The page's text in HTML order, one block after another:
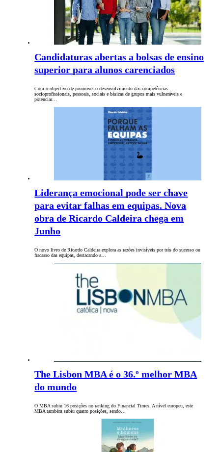
Candidaturas abertas a bolsas de ensino
superior para alunos carenciados
Com o objectivo de promover o desenvolvimento das competências
socioprofissionais, pessoais, sociais e básicas de grupos mais vulneráveis e
potenciar…
Liderança emocional pode ser chave
para evitar falhas em equipas. Nova
obra de Ricardo Caldeira chega em
Junho
O novo livro de Ricardo Caldeira explora as razões invisíveis por trás do sucesso ou
fracasso das equipas, destacando a…
The Lisbon MBA é o 36.º melhor MBA
do mundo
O MBA subiu 16 posições no ranking do Financial Times. A nível europeu, este
MBA também subiu quatro posições, sendo…